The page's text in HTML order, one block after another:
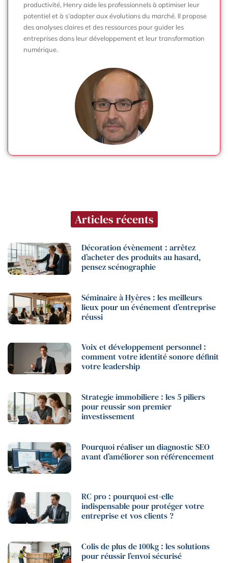
productivité, Henry aide les professionnels à optimiser leur
potentiel et à s’adapter aux évolutions du marché. Il propose
des analyses claires et des ressources pour guider les
entreprises dans leur développement et leur transformation
numérique.
Articles récents
Décoration évènement : arrêtez
d’acheter des produits au hasard,
pensez scénographie
Séminaire à Hyères : les meilleurs
lieux pour un événement d’entreprise
réussi
Voix et développement personnel :
comment votre identité sonore définit
votre leadership
Strategie immobiliere : les 5 piliers
pour reussir son premier
investissement
Pourquoi réaliser un diagnostic SEO
avant d’améliorer son référencement
RC pro : pourquoi est-elle
indispensable pour protéger votre
entreprise et vos clients ?
Colis de plus de 100kg : les solutions
pour réussir l’envoi sécurisé